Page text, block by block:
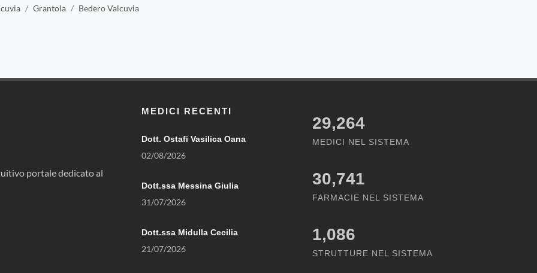
Grantola Bedero Valcuvia
portale dedicato al
MEDICI RECENTI
Dott. Ostafi Vasilica Oana
02/08/2026
Dott.ssa Messina Giulia
31/07/2026
Dott.ssa Midulla Cecilia
21/07/2026
29,264
MEDICI NEL SISTEMA
30,741
FARMACIE NEL SISTEMA
1,086
STRUTTURE NEL SISTEMA